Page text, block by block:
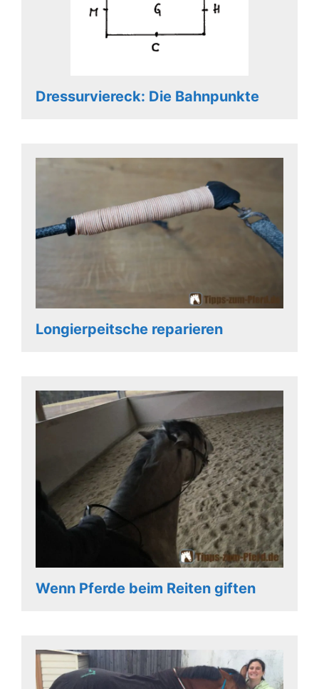
Dressurviereck: Die Bahnpunkte
Longierpeitsche reparieren
Wenn Pferde beim Reiten giften